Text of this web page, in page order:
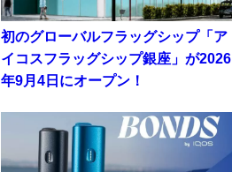
初のグローバルフラッグシップ「ア
イコスフラッグシップ銀座」が2026
年9月4日にオープン！